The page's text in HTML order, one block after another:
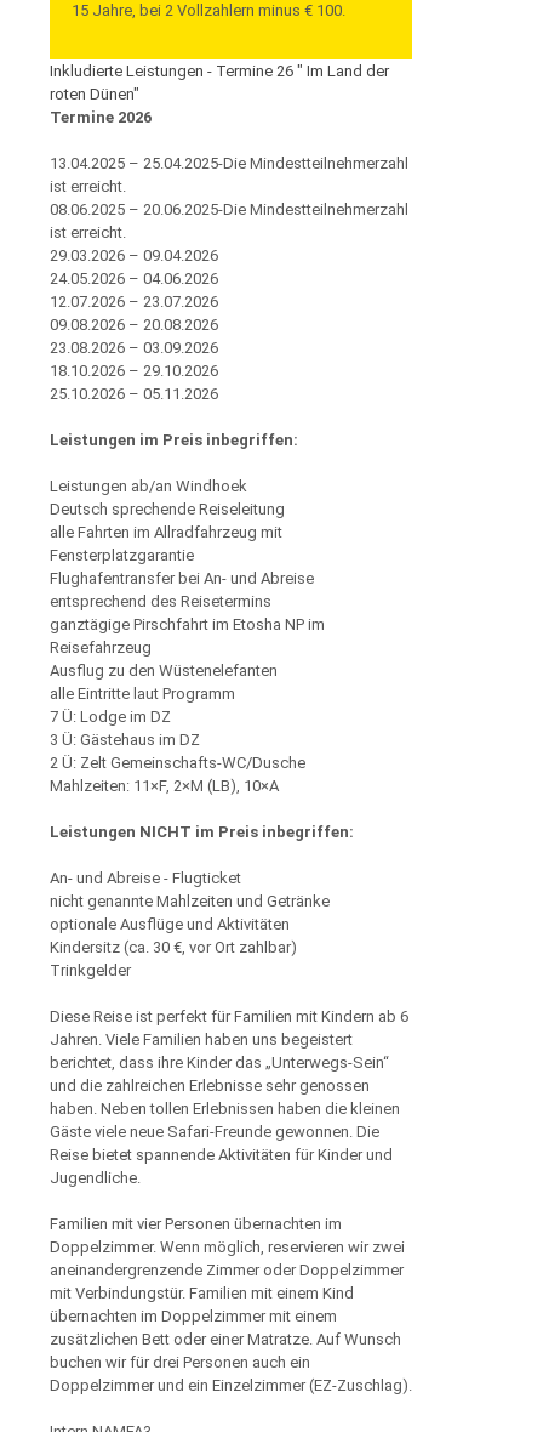
15 Jahre, bei 2 Vollzahlern minus € 100.
Inkludierte Leistungen - Termine 26 " Im Land der
roten Dünen"
Termine 2026
13.04.2025 – 25.04.2025-Die Mindestteilnehmerzahl
ist erreicht.
08.06.2025 – 20.06.2025-Die Mindestteilnehmerzahl
ist erreicht.
29.03.2026 – 09.04.2026
24.05.2026 – 04.06.2026
12.07.2026 – 23.07.2026
09.08.2026 – 20.08.2026
23.08.2026 – 03.09.2026
18.10.2026 – 29.10.2026
25.10.2026 – 05.11.2026
Leistungen im Preis inbegriffen:
Leistungen ab/an Windhoek
Deutsch sprechende Reiseleitung
alle Fahrten im Allradfahrzeug mit
Fensterplatzgarantie
Flughafentransfer bei An- und Abreise
entsprechend des Reisetermins
ganztägige Pirschfahrt im Etosha NP im
Reisefahrzeug
Ausflug zu den Wüstenelefanten
alle Eintritte laut Programm
7 Ü: Lodge im DZ
3 Ü: Gästehaus im DZ
2 Ü: Zelt Gemeinschafts-WC/Dusche
Mahlzeiten: 11×F, 2×M (LB), 10×A
Leistungen NICHT im Preis inbegriffen:
An- und Abreise - Flugticket
nicht genannte Mahlzeiten und Getränke
optionale Ausflüge und Aktivitäten
Kindersitz (ca. 30 €, vor Ort zahlbar)
Trinkgelder
Diese Reise ist perfekt für Familien mit Kindern ab 6
Jahren. Viele Familien haben uns begeistert
berichtet, dass ihre Kinder das „Unterwegs-Sein“
und die zahlreichen Erlebnisse sehr genossen
haben. Neben tollen Erlebnissen haben die kleinen
Gäste viele neue Safari-Freunde gewonnen. Die
Reise bietet spannende Aktivitäten für Kinder und
Jugendliche.
Familien mit vier Personen übernachten im
Doppelzimmer. Wenn möglich, reservieren wir zwei
aneinandergrenzende Zimmer oder Doppelzimmer
mit Verbindungstür. Familien mit einem Kind
übernachten im Doppelzimmer mit einem
zusätzlichen Bett oder einer Matratze. Auf Wunsch
buchen wir für drei Personen auch ein
Doppelzimmer und ein Einzelzimmer (EZ-Zuschlag).